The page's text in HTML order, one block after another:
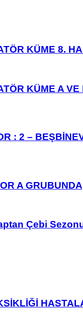
KÜME 8.
KÜME A
: 2 –
A
Çebi